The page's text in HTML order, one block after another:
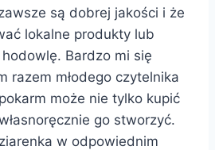
są dobrej jakości i że
lokalne produkty lub
Bardzo mi się
razem młodego czytelnika
może nie tylko kupić
go stworzyć.
w odpowiednim